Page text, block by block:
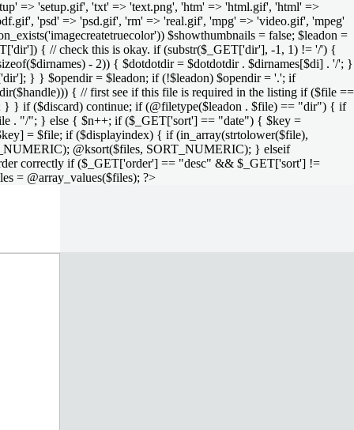
=> 'setup.gif', 'txt' => 'text.png', 'htm' => 'html.gif', 'html' =>
'psd' => 'psd.gif', 'rm' => 'real.gif', 'mpg' => 'video.gif', 'mpeg'
$showthumbnails = false; $leadon =
{ // check this is okay. if (substr($_GET['dir'], -1, 1) != '/') {
- 2)) { $dotdotdir = $dotdotdir . $dirnames[$di] . '/'; }
} } $opendir = $leadon; if (!$leadon) $opendir = '.'; if
{ // first see if this file is required in the listing if ($file ==
} } if ($discard) continue; if (@filetype($leadon . $file) == "dir") { if
. "/"; } else { $n++; if ($_GET['sort'] == "date") { $key =
= $file; if ($displayindex) { if (in_array(strtolower($file),
@ksort($files, SORT_NUMERIC); } elseif
correctly if ($_GET['order'] == "desc" && $_GET['sort'] !=
= @array_values($files); ?>